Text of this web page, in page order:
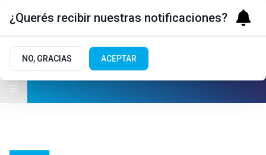
¿Querés recibir nuestras notificaciones?
NO, GRACIAS ACEPTAR